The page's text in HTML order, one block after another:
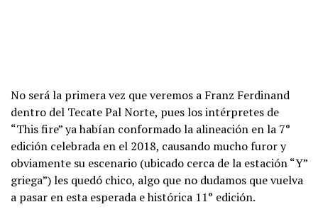
No será la primera vez que veremos a Franz Ferdinand
dentro del Tecate Pal Norte, pues los intérpretes de
“This fire” ya habían conformado la alineación en la 7°
edición celebrada en el 2018, causando mucho furor y
obviamente su escenario (ubicado cerca de la estación “Y”
griega”) les quedó chico, algo que no dudamos que vuelva
a pasar en esta esperada e histórica 11° edición.